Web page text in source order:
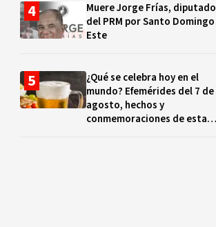
Muere Jorge Frías, diputado
del PRM por Santo Domingo
Este
¿Qué se celebra hoy en el
mundo? Efemérides del 7 de
agosto, hechos y
conmemoraciones de esta